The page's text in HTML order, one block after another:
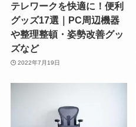
テレワークを快適に！便利
グッズ17選｜PC周辺機器
や整理整頓・姿勢改善グッ
ズなど
2022年7月19日